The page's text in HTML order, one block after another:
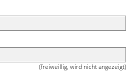
(freiweillig, wird nicht angezeigt)